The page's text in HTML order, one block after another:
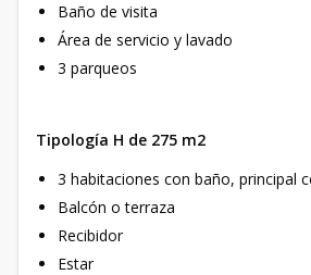
Baño de visita
Área de servicio y lavado
3 parqueos
Tipología H de 275 m2
3 habitaciones con baño, principal
Balcón o terraza
Recibidor
Estar